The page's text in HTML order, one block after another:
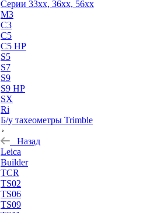
Серии 33xx, 36xx, 56xx
M3
C3
C5
C5 HP
S5
S7
S9
S9 HP
SX
Ri
Б/у тахеометры Trimble
Назад
Leica
Builder
TCR
TS02
TS06
TS09